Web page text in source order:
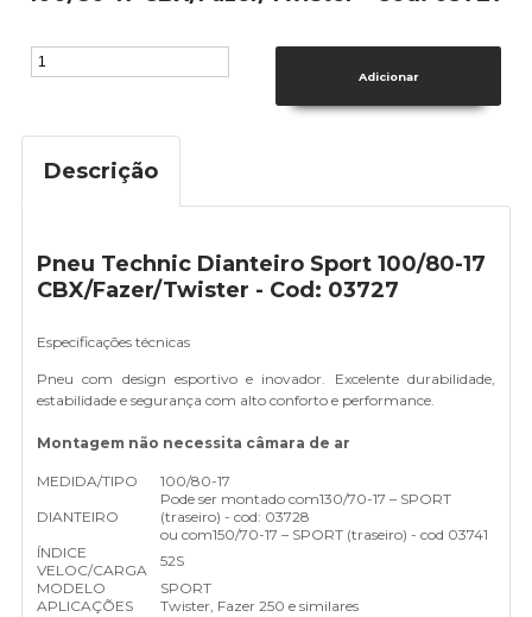
Descrição
Pneu Technic Dianteiro Sport 100/80-17
CBX/Fazer/Twister - Cod: 03727
Especificações técnicas
Pneu com design esportivo e inovador. Excelente durabilidade,
estabilidade e segurança com alto conforto e performance.
Montagem não necessita câmara de ar
MEDIDA/TIPO
100/80-17
DIANTEIRO
Pode ser montado com130/70-17 – SPORT
(traseiro) - cod: 03728
ou com150/70-17 – SPORT (traseiro) - cod 03741
ÍNDICE
VELOC/CARGA
52S
MODELO
SPORT
APLICAÇÕES
Twister, Fazer 250 e similares